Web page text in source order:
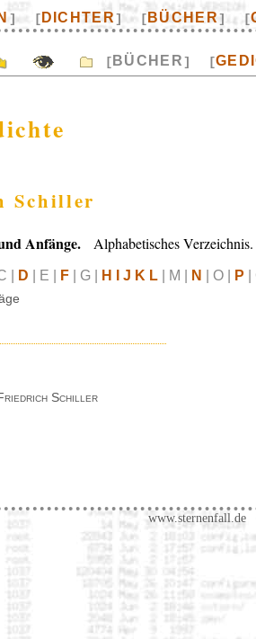
] [ DICHTER] [ BÜCHER] [
[ BÜCHER] [
Schiller
Anfänge. Alphabetisches Verzeichnis.
| D | E | F | G | H I J K L | M | N | O | P
Schiller
www.sternenfall.de